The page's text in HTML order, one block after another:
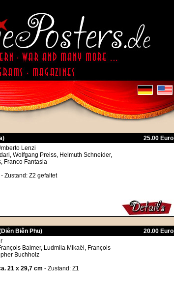
25.00 Euro
Lenzi
Wolfgang Preiss, Helmuth Schneider,
Franco Fantasia
- Zustand: Z2 gefaltet
Biên Phu)
20.00 Euro
Balmer, Ludmila Mikaël, François
Buchholz
21 x 29,7 cm - Zustand: Z1